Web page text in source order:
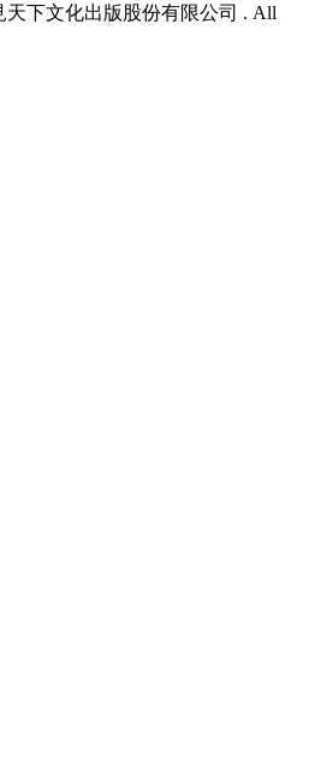
天下文化出版股份有限公司 . All